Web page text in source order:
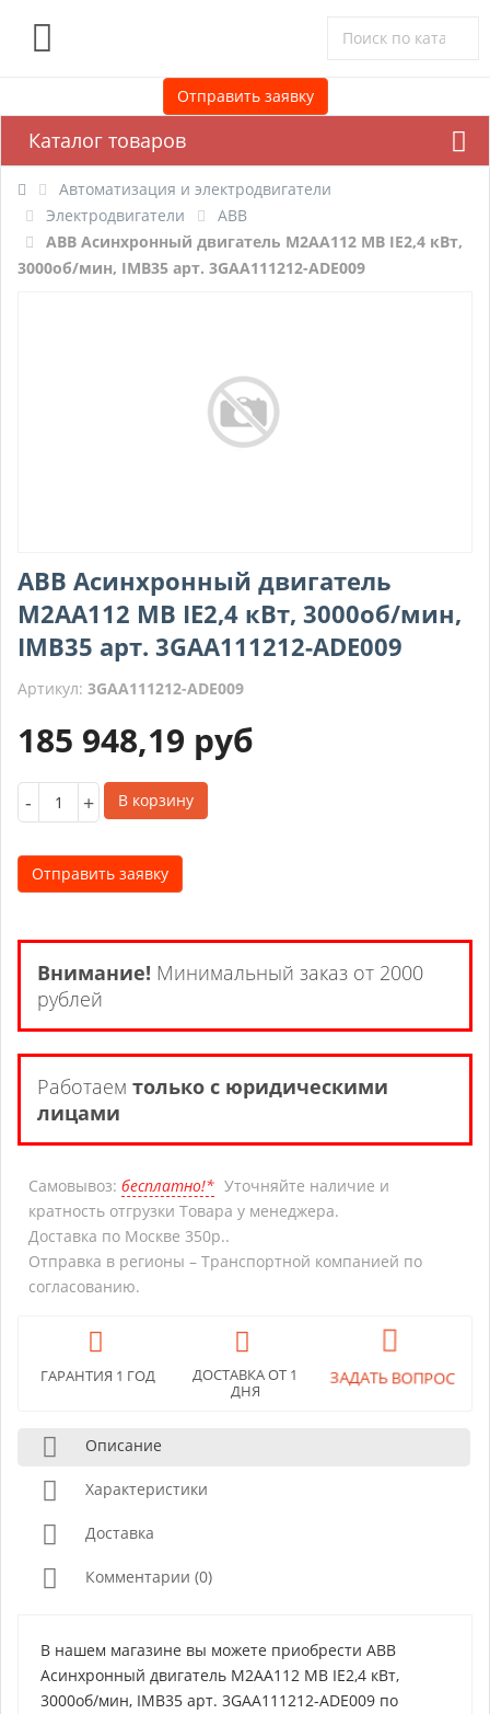
Отправить заявку
Каталог товаров
Автоматизация и электродвигатели
Электродвигатели
ABB
ABB Асинхронный двигатель M2AA112 MB IE2,4 кВт,
3000об/мин, IMB35 арт. 3GAA111212-ADE009
ABB Асинхронный двигатель
M2AA112 MB IE2,4 кВт, 3000об/мин,
IMB35 арт. 3GAA111212-ADE009
Артикул: 3GAA111212-ADE009
185 948,19 руб
- + В корзину
Отправить заявку
Внимание! Минимальный заказ от 2000
рублей
Работаем только с юридическими
лицами
Самовывоз: бесплатно!* Уточняйте наличие и
кратность отгрузки Товара у менеджера.
Доставка по Москве 350р..
Отправка в регионы – Транспортной компанией по
согласованию.
ГАРАНТИЯ 1 ГОД
ДОСТАВКА ОТ 1
ДНЯ
ЗАДАТЬ ВОПРОС
Описание
Характеристики
Доставка
Комментарии (0)
В нашем магазине вы можете приобрести ABB
Асинхронный двигатель M2AA112 MB IE2,4 кВт,
3000об/мин, IMB35 арт. 3GAA111212-ADE009 по